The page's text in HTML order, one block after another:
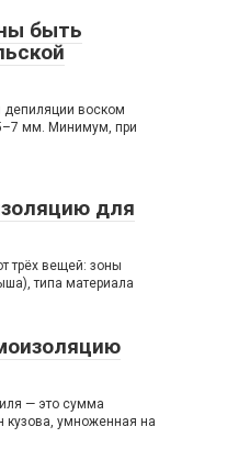
быть
депиляции воском
мм. Минимум, при
для
трёх вещей: зоны
типа материала
— это сумма
умноженная на